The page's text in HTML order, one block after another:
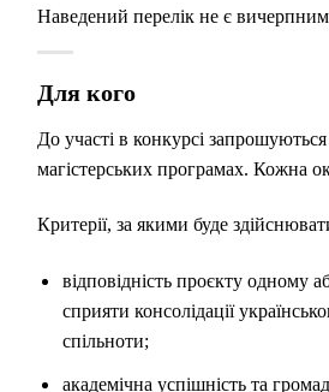
Наведений перелік не є
Для кого
До участі в конкурсі
магістерських програмах. Кожна
Критерії, за якими буде
відповідність проєкту одному
сприяти консолідації
спільноти;
академічна успішність та